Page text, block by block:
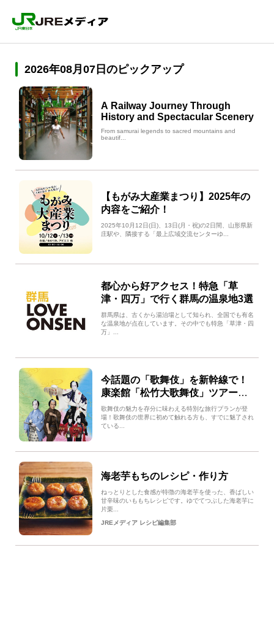
2026年08月07日のピックアップ
A Railway Journey Through
History and Spectacular Scenery
From samurai legends to sacred mountains and
beautif...
【もがみ大産業まつり】2025年の
内容をご紹介！
2025年10月12日(日)、13日(月・祝)の2日間、山形県新
庄駅や、隣接する「最上広域交流センターゆ...
都心から好アクセス！特急「草
津・四万」で行く群馬の温泉地3選
群馬県は、古くから湯治場として知られ、全国でも有名
な温泉地が点在しています。その中でも特急「草津・四
万」...
今話題の「歌舞伎」を新幹線で！
康楽館「松竹大歌舞伎」ツアー開
催！
歌舞伎の魅力を存分に味わえる特別な旅行プランが登
場！歌舞伎の世界に初めて触れる方も、すでに魅了され
ている...
海老芋もちのレシピ・作り方
ねっとりとした食感が特徴の海老芋を使った、香ばしい
甘辛味のいももちレシピです。ゆでてつぶした海老芋に
片栗...
JREメディア レシピ編集部